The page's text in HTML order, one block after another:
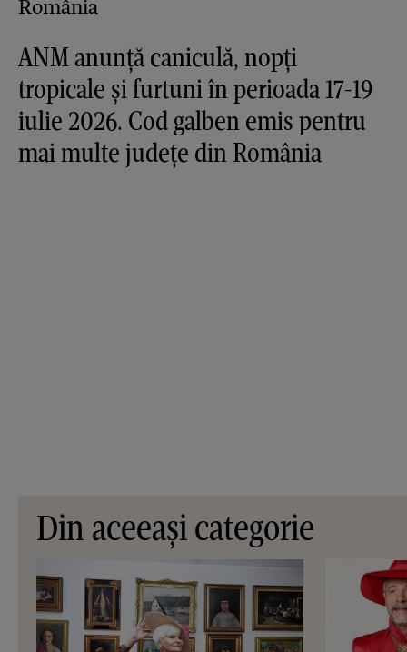
ANM anunță caniculă, nopți
tropicale și furtuni în perioada 17-19
iulie 2026. Cod galben emis pentru
mai multe județe din România
Din aceeași categorie